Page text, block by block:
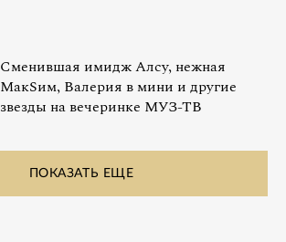
Сменившая имидж Алсу, нежная
МакSим, Валерия в мини и другие
звезды на вечеринке МУЗ-ТВ
ПОКАЗАТЬ ЕЩЕ